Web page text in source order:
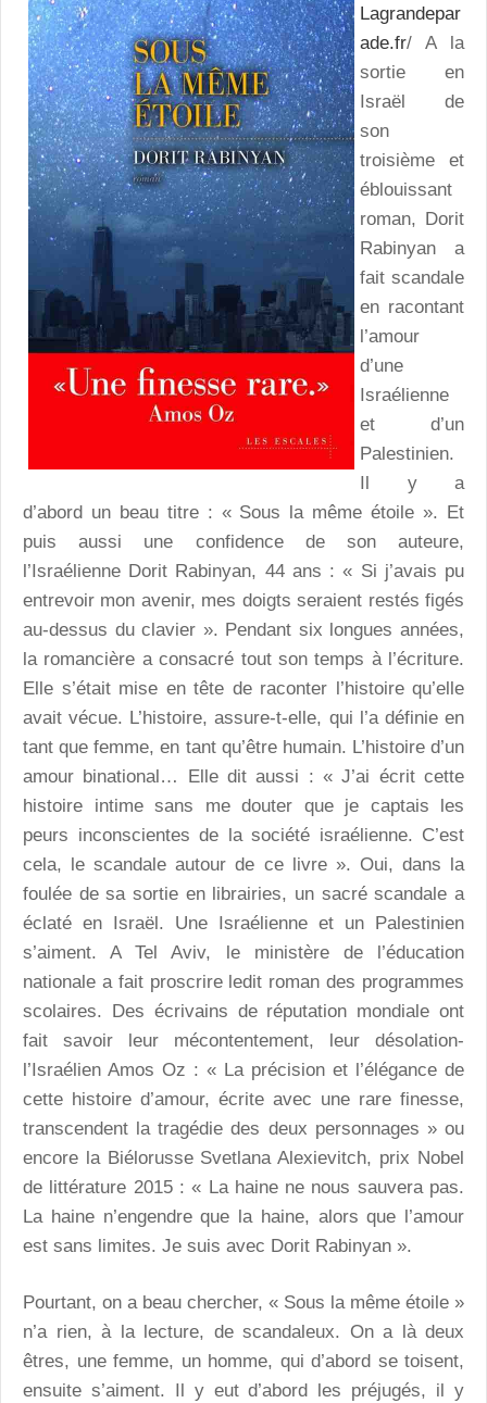
Lagrandepar
ade.fr/ A la
sortie en
Israël de
son
troisième et
éblouissant
roman, Dorit
Rabinyan a
fait scandale
en racontant
l’amour
d’une
Israélienne
et d’un
Palestinien.
Il y a
d’abord un beau titre : « Sous la même étoile ». Et
puis aussi une confidence de son auteure,
l’Israélienne Dorit Rabinyan, 44 ans : « Si j’avais pu
entrevoir mon avenir, mes doigts seraient restés figés
au-dessus du clavier ». Pendant six longues années,
la romancière a consacré tout son temps à l’écriture.
Elle s’était mise en tête de raconter l’histoire qu’elle
avait vécue. L’histoire, assure-t-elle, qui l’a définie en
tant que femme, en tant qu’être humain. L’histoire d’un
amour binational… Elle dit aussi : « J’ai écrit cette
histoire intime sans me douter que je captais les
peurs inconscientes de la société israélienne. C’est
cela, le scandale autour de ce livre ». Oui, dans la
foulée de sa sortie en librairies, un sacré scandale a
éclaté en Israël. Une Israélienne et un Palestinien
s’aiment. A Tel Aviv, le ministère de l’éducation
nationale a fait proscrire ledit roman des programmes
scolaires. Des écrivains de réputation mondiale ont
fait savoir leur mécontentement, leur désolation-
l’Israélien Amos Oz : « La précision et l’élégance de
cette histoire d’amour, écrite avec une rare finesse,
transcendent la tragédie des deux personnages » ou
encore la Biélorusse Svetlana Alexievitch, prix Nobel
de littérature 2015 : « La haine ne nous sauvera pas.
La haine n’engendre que la haine, alors que l’amour
est sans limites. Je suis avec Dorit Rabinyan ».
Pourtant, on a beau chercher, « Sous la même étoile »
n’a rien, à la lecture, de scandaleux. On a là deux
êtres, une femme, un homme, qui d’abord se toisent,
ensuite s’aiment. Il y eut d’abord les préjugés, il y